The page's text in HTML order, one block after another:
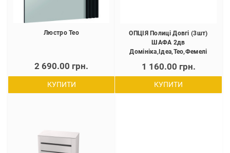
Люстро Тео
2 690.00 грн.
КУПИТИ
ОПЦІЯ Полиці Довгі (3шт)
ШАФА 2дв
Домініка,Ідеа,Тео,Фемелі
1 160.00 грн.
КУПИТИ